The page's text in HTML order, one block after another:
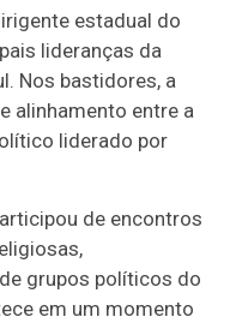
estadual do
lideranças da
Nos bastidores, a
alinhamento entre a
liderado por
de encontros
grupos políticos do
em um momento